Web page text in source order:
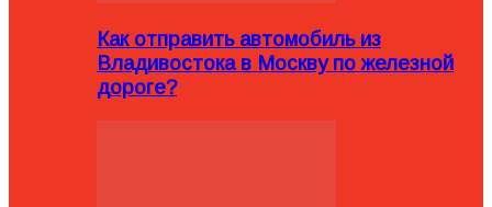
Как отправить автомобиль из
Владивостока в Москву по железной
дороге?